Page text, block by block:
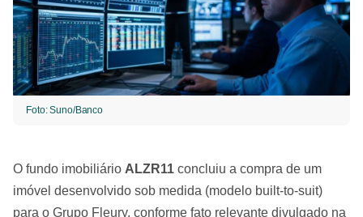
Foto: Suno/Banco
O fundo imobiliário ALZR11 concluiu a compra de um
imóvel desenvolvido sob medida (modelo built-to-suit)
para o Grupo Fleury, conforme fato relevante divulgado na